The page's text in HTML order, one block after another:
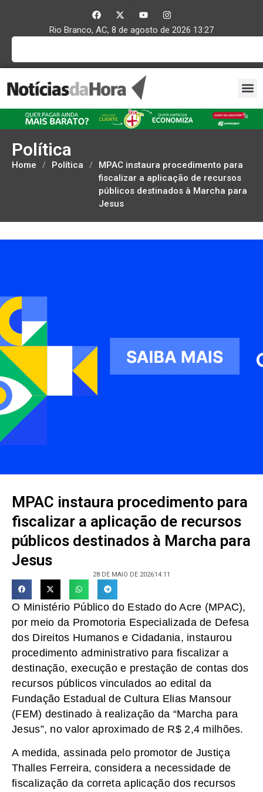
Rio Branco, AC, 8 de agosto de 2026 13:27
Política
Home / Política /
MPAC instaura procedimento para
fiscalizar a aplicação de recursos
públicos destinados à Marcha para
Jesus
MPAC instaura procedimento para
fiscalizar a aplicação de recursos
públicos destinados à Marcha para
Jesus
28 DE MAIO DE 202614:11
O Ministério Público do Estado do Acre (MPAC),
por meio da Promotoria Especializada de Defesa
dos Direitos Humanos e Cidadania, instaurou
procedimento administrativo para fiscalizar a
destinação, execução e prestação de contas dos
recursos públicos vinculados ao edital da
Fundação Estadual de Cultura Elias Mansour
(FEM) destinado à realização da “Marcha para
Jesus”, no valor aproximado de R$ 2,4 milhões.
A medida, assinada pelo promotor de Justiça
Thalles Ferreira, considera a necessidade de
fiscalização da correta aplicação dos recursos